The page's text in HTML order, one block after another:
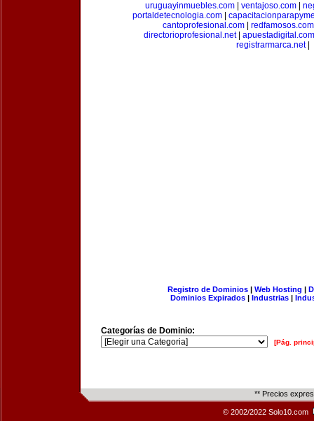
uruguayinmuebles.com| ventajoso.com|
portaldetecnologia.com|
cantoprofesional.com
redfamosos.com
directorioprofesional.net| apuestadigital.com
registrarmarca.net|
Registro de Dominios| Web Hosting |
Dominios Expirados | Industrias |
Categorías de Dominio:
[Pág.
** Precios
© 2002/2022 Solo10.com